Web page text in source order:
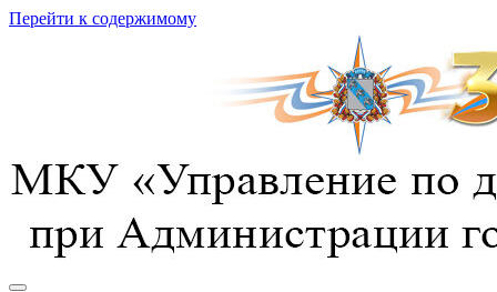
Перейти к содержимому